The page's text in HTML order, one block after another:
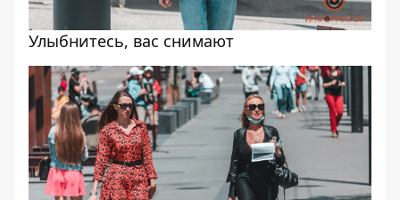
Улыбнитесь, вас снимают